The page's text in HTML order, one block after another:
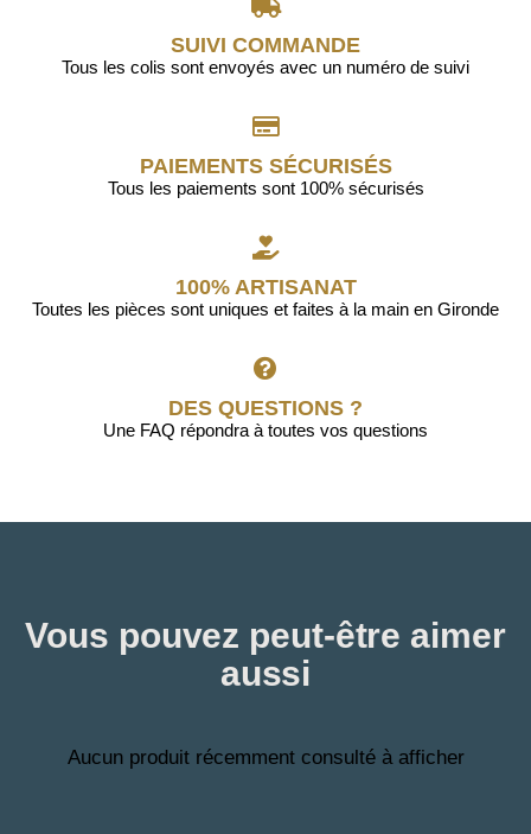
SUIVI COMMANDE
Tous les colis sont envoyés avec un numéro de suivi
PAIEMENTS SÉCURISÉS
Tous les paiements sont 100% sécurisés
100% ARTISANAT
Toutes les pièces sont uniques et faites à la main en Gironde
DES QUESTIONS ?
Une FAQ répondra à toutes vos questions
Vous pouvez peut-être aimer
aussi
Aucun produit récemment consulté à afficher